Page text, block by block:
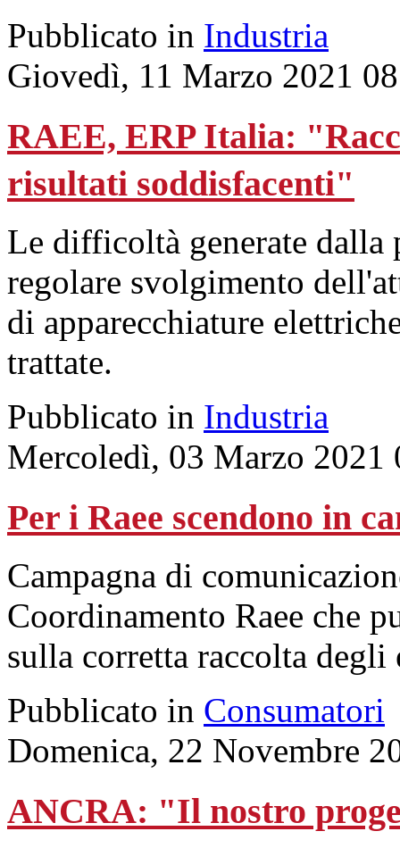
Pubblicato in Industria
Giovedì, 11 Marzo 2021
RAEE, ERP Italia:
risultati soddisfacenti"
Le difficoltà generate dalla
regolare svolgimento
di apparecchiature
trattate.
Pubblicato in Industria
Mercoledì, 03 Marzo 2021
Per i Raee scendono in
Campagna di
Coordinamento Raee che
sulla corretta raccolta
Pubblicato in Consumatori
Domenica, 22 Novembre
ANCRA: "Il nostro